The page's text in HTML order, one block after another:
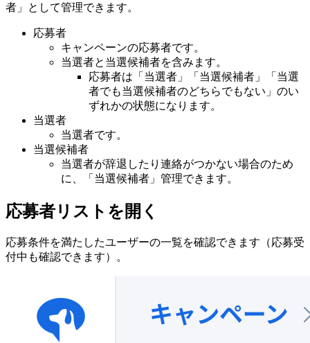
者」として管理できます。
応募者
キャンペーンの応募者です。
当選者と当選候補者を含みます。
応募者は「当選者」「当選候補者」「当選
者でも当選候補者のどちらでもない」のい
ずれかの状態になります。
当選者
当選者です。
当選候補者
当選者が辞退したり連絡がつかない場合のため
に、「当選候補者」管理できます。
応募者リストを開く
応募条件を満たしたユーザーの一覧を確認できます（応募受
付中も確認できます）。